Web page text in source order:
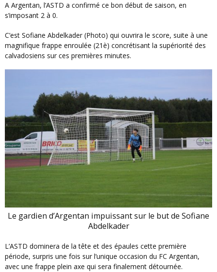
A Argentan, l’ASTD a confirmé ce bon début de saison, en
s’imposant 2 à 0.
C’est Sofiane Abdelkader (Photo) qui ouvrira le score, suite à une
magnifique frappe enroulée (21è) concrétisant la supériorité des
calvadosiens sur ces premières minutes.
Le gardien d’Argentan impuissant sur le but de Sofiane
Abdelkader
L’ASTD dominera de la tête et des épaules cette première
période, surpris une fois sur l’unique occasion du FC Argentan,
avec une frappe plein axe qui sera finalement détournée.